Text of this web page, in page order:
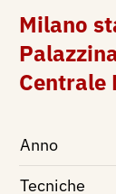
Milano
Centrale
Anno
Tecniche